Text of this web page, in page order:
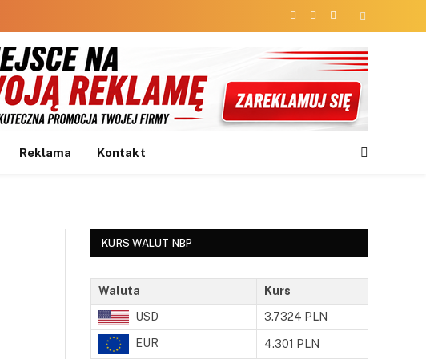
Facebook
X
Instagram
Reklama Kontakt
KURS WALUT NBP
Waluta
Kurs
USD
3.7324 PLN
EUR 4.301 PLN